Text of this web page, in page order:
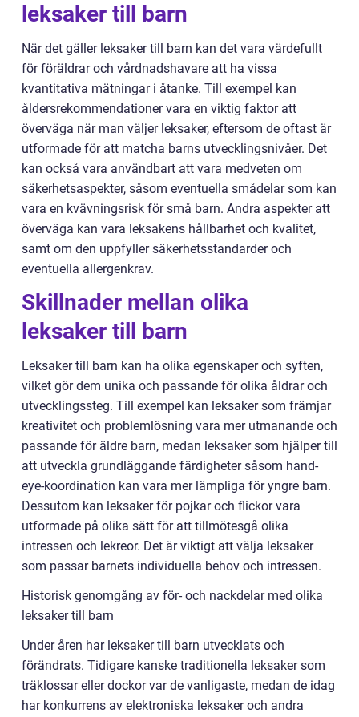
leksaker till barn
När det gäller leksaker till barn kan det vara värdefullt
för föräldrar och vårdnadshavare att ha vissa
kvantitativa mätningar i åtanke. Till exempel kan
åldersrekommendationer vara en viktig faktor att
överväga när man väljer leksaker, eftersom de oftast är
utformade för att matcha barns utvecklingsnivåer. Det
kan också vara användbart att vara medveten om
säkerhetsaspekter, såsom eventuella smådelar som kan
vara en kvävningsrisk för små barn. Andra aspekter att
överväga kan vara leksakens hållbarhet och kvalitet,
samt om den uppfyller säkerhetsstandarder och
eventuella allergenkrav.
Skillnader mellan olika
leksaker till barn
Leksaker till barn kan ha olika egenskaper och syften,
vilket gör dem unika och passande för olika åldrar och
utvecklingssteg. Till exempel kan leksaker som främjar
kreativitet och problemlösning vara mer utmanande och
passande för äldre barn, medan leksaker som hjälper till
att utveckla grundläggande färdigheter såsom hand-
eye-koordination kan vara mer lämpliga för yngre barn.
Dessutom kan leksaker för pojkar och flickor vara
utformade på olika sätt för att tillmötesgå olika
intressen och lekreor. Det är viktigt att välja leksaker
som passar barnets individuella behov och intressen.
Historisk genomgång av för- och nackdelar med olika
leksaker till barn
Under åren har leksaker till barn utvecklats och
förändrats. Tidigare kanske traditionella leksaker som
träklossar eller dockor var de vanligaste, medan de idag
har konkurrens av elektroniska leksaker och andra